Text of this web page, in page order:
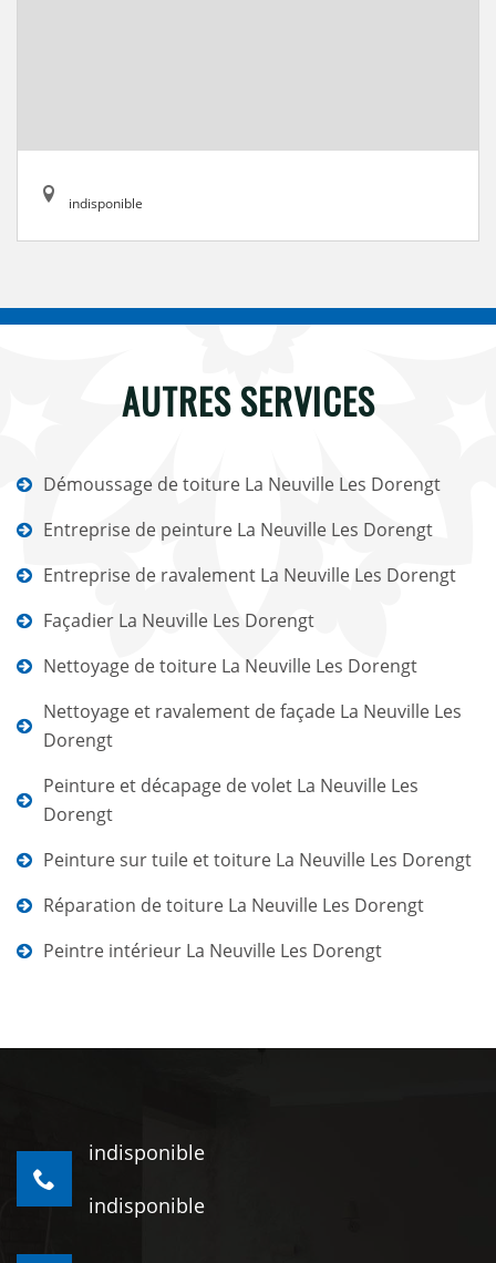
indisponible
AUTRES SERVICES
Démoussage de toiture La Neuville Les Dorengt
Entreprise de peinture La Neuville Les Dorengt
Entreprise de ravalement La Neuville Les Dorengt
Façadier La Neuville Les Dorengt
Nettoyage de toiture La Neuville Les Dorengt
Nettoyage et ravalement de façade La Neuville Les
Dorengt
Peinture et décapage de volet La Neuville Les
Dorengt
Peinture sur tuile et toiture La Neuville Les Dorengt
Réparation de toiture La Neuville Les Dorengt
Peintre intérieur La Neuville Les Dorengt
indisponible
indisponible